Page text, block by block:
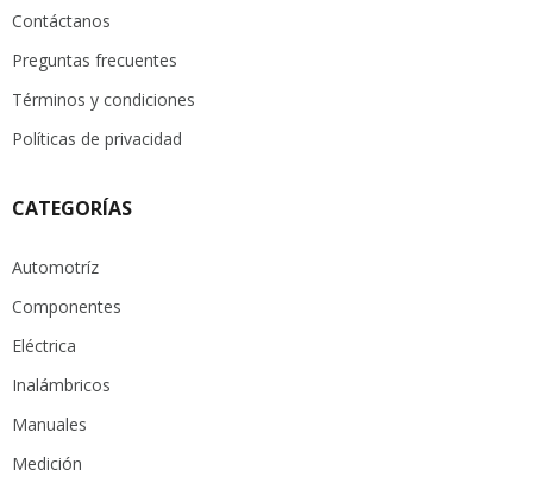
Contáctanos
Preguntas frecuentes
Términos y condiciones
Políticas de privacidad
CATEGORÍAS
Automotríz
Componentes
Eléctrica
Inalámbricos
Manuales
Medición